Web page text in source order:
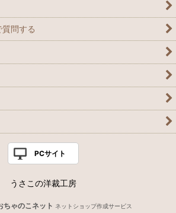
問する
PCサイト
うさこの洋裁工房
ちゃのこネット ネットショップ作成サービス